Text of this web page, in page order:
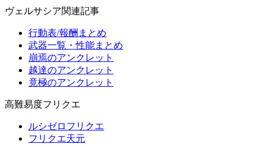
ヴェルサシア関連記事
行動表/報酬まとめ
武器一覧・性能まとめ
崩焉のアンクレット
越達のアンクレット
竟極のアンクレット
高難易度フリクエ
ルシゼロフリクエ
フリクエ天元